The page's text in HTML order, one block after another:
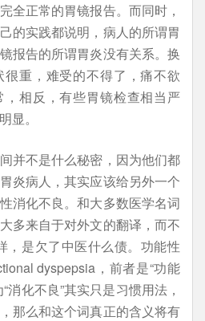
全正常的胃镜报告。而同时，
的实践都说明，病人的所谓胃
报告的所谓胃炎没有关系。换
重，难受的不得了，痛不欲
相反，有些胃镜检查相当严
显。
并不是什么秘密，因为他们都
炎病人，其实应该给另外一个
消化不良。和大多数医学名词
多来自于对外文的翻译，而不
，是欠了中医什么债。功能性
dyspepsia，前者是“功能
消化不良”其实只是习惯用法，
那么和这个词真正的含义将有